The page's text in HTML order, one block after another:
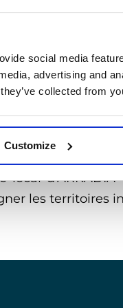
social media
advertising and
collected from
Customize
territoire.
Forte de
locaux.
de ce bassin
une
local
les territoires